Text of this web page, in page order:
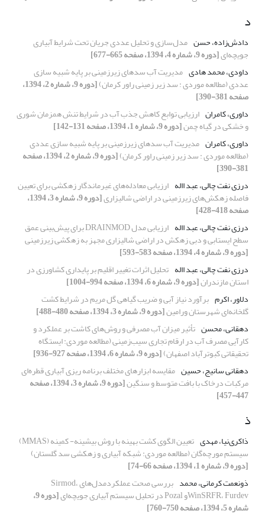
د
دادش‌زاده، حسن مدل‌سازی و تحلیل عددی جریان تحت شرایط آبیاری
جویچه‌ای[دوره 9، شماره 4، 1394، صفحه 665-677]
داودی، محمد هادی مدیریت آب سدهای زیرزمینی بر پایه شبیه سازی
عددی (مطالعه موردی : سد زیر زمینی راور کرمان) [دوره 9، شماره 2، 1394،
صفحه 381-390]
داوری، کامران ارزیابی توابع کاهش جذب آب در شرایط تنش همزمان شوری
و خشکی در گیاه چمن[دوره 9، شماره 1، 1394، صفحه 131-142]
داوری، کامران مدیریت آب سدهای زیرزمینی بر پایه شبیه سازی عددی
(مطالعه موردی : سد زیر زمینی راور کرمان) [دوره 9، شماره 2، 1394، صفحه
381-390]
درزی نفت چالی، عبد االه ارزیابی معادله‌های غیرماندگار زهکشی برای تعیین
فاصله زهکش‌های زیرزمینی در اراضی شالیزاری [دوره 9، شماره 3، 1394،
صفحه 418-428]
درزی نفت چالی، عبد االه
ارزیابی مدل DRAINMOD برای پیش‌بینی عمق
سطح ایستابی و دبی زهکش در اراضی شالیزاری مجهز به زهکشی زیرزمینی
[دوره 9، شماره 4، 1394، صفحه 583-593]
درزی نفت چالی، عبد االه تحلیل اثرات تغییر اقلیم بر پایداری کشاورزی در
استان مازندران[دوره 9، شماره 6، 1394، صفحه 994-1004]
دلاور، اکرم برآورد نیاز آبی و ضریب گیاهی گل مریم در شرایط کشت
گلخانه‌ای شهرستان ورامین[دوره 9، شماره 3، 1394، صفحه 480-488]
دهقانی، محسن تأثیر میزان آب مصرفی و روش‌های کاشت بر عملکرد و
کارآیی مصرف آب در ارقام تجاری سیب‌زمینی (مطالعه موردی: ایستگاه
تحقیقاتی کبوترآباد اصفهان)[دوره 9، شماره 6، 1394، صفحه 927-936]
دهقانی سانیج، حسین مقایسه ابزارهای مختلف برنامه ریزی آبیاری قطره‌ای
مرکبات درخاک با بافت متوسط و سنگین [دوره 9، شماره 3، 1394، صفحه
447-457]
ذ
ذاکری‌نیا، مهدی تعیین الگوی کشت بهینه با روش بیشینه- کمینه (MMAS)
سیستم مورچه‌گان (مطالعه موردی: شبکه آبیاری و زهکشی سد گلستان)
[دوره 9، شماره 1، 1394، صفحه 66-74]
ذونعمت کرمانی، محمد
بررسی صحت عملکردمدل‌های Sirmod،
WinSRFR، Furdevو Pozal در تحلیل سیستم آبیاری جویچه‌ای [دوره 9،
شماره 5، 1394، صفحه 750-760]